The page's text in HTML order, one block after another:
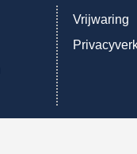
Vrijwaring